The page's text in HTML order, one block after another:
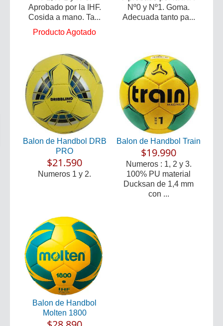
Aprobado por la IHF.
Cosida a mano. Ta...
Producto Agotado
Nº0 y Nº1. Goma.
Adecuada tanto pa...
Balon de Handbol DRB
PRO
$21.590
Numeros 1 y 2.
Balon de Handbol Train
$19.990
Numeros : 1, 2 y 3.
100% PU material
Ducksan de 1,4 mm
con ...
Balon de Handbol
Molten 1800